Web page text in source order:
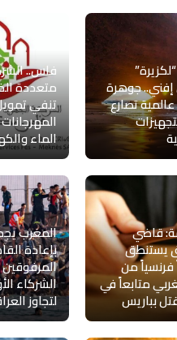
جوهرة
تصارع
فاس..
متعددة
تنفي
الماء
قاضي
يستنطق
من
متابعاً في
بباريس
المغرب
بإعادة
الشركاء
لتجاوز